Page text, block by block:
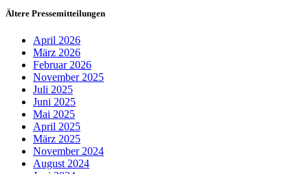
Ältere Pressemitteilungen
April 2026
März 2026
Februar 2026
November 2025
Juli 2025
Juni 2025
Mai 2025
April 2025
März 2025
November 2024
August 2024